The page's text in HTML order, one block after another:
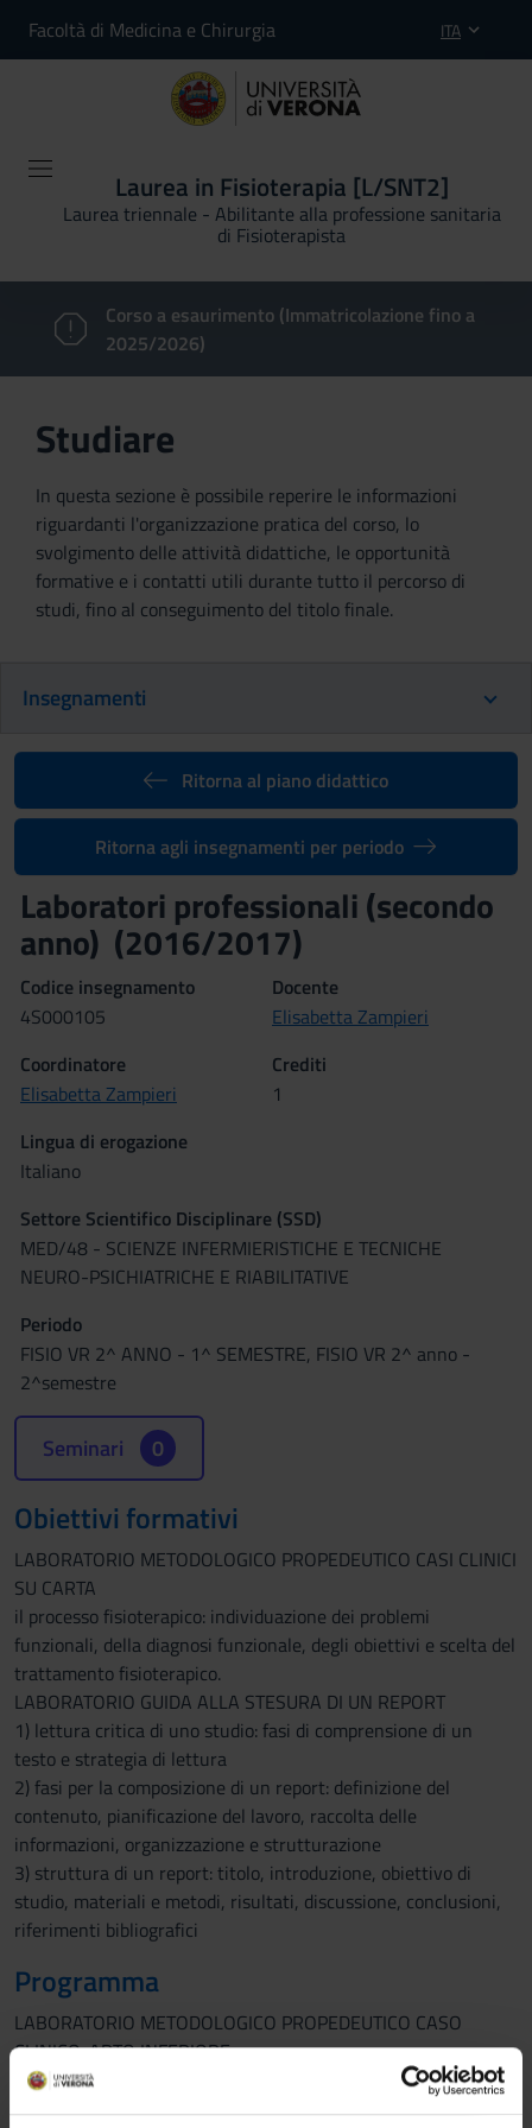
Facoltà di Medicina e Chirurgia ITA
Laurea in Fisioterapia [L/SNT2]
Laurea triennale - Abilitante alla professione sanitaria
di Fisioterapista
Corso a esaurimento (Immatricolazione fino a
2025/2026)
Studiare
In questa sezione è possibile reperire le informazioni
riguardanti l'organizzazione pratica del corso, lo
svolgimento delle attività didattiche, le opportunità
formative e i contatti utili durante tutto il percorso di
studi, fino al conseguimento del titolo finale.
Insegnamenti
Ritorna al piano didattico
Ritorna agli insegnamenti per periodo
Laboratori professionali (secondo
anno) (2016/2017)
Codice insegnamento
4S000105
Docente
Elisabetta Zampieri
Coordinatore
Elisabetta Zampieri
Crediti
1
Lingua di erogazione
Italiano
Settore Scientifico Disciplinare (SSD)
MED/48 - SCIENZE INFERMIERISTICHE E TECNICHE
NEURO-PSICHIATRICHE E RIABILITATIVE
Periodo
FISIO VR 2^ ANNO - 1^ SEMESTRE, FISIO VR 2^ anno -
2^semestre
Seminari 0
Obiettivi formativi
LABORATORIO METODOLOGICO PROPEDEUTICO CASI CLINICI
SU CARTA
il processo fisioterapico: individuazione dei problemi
funzionali, della diagnosi funzionale, degli obiettivi e scelta del
trattamento fisioterapico.
LABORATORIO GUIDA ALLA STESURA DI UN REPORT
1) lettura critica di uno studio: fasi di comprensione di un
testo e strategia di lettura
2) fasi per la composizione di un report: definizione del
contenuto, pianificazione del lavoro, raccolta delle
informazioni, organizzazione e strutturazione
3) struttura di un report: titolo, introduzione, obiettivo di
studio, materiali e metodi, risultati, discussione, conclusioni,
riferimenti bibliografici
Programma
LABORATORIO METODOLOGICO PROPEDEUTICO CASO
CLINICO: ARTO INFERIORE
- presentazione della cartella fisioterapica didattica
- presa in carico del paziente